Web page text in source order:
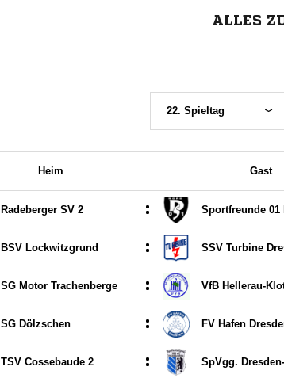
ALLES
22. Spieltag
Heim Gast
Radeberger SV 2 : Sportfreunde 01
BSV Lockwitzgrund : SSV Turbine
SG Motor Trachenberge : VfB Hellerau-
SG Dölzschen : FV Hafen
TSV Cossebaude 2 : SpVgg.